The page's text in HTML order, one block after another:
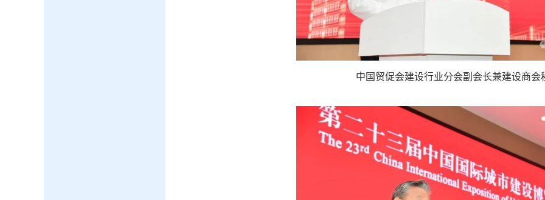
中国贸促会建设行业分会副会长兼建设商会